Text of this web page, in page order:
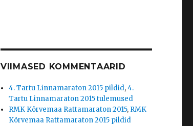
VIIMASED KOMMENTAARID
4. Tartu Linnamaraton 2015 pildid,4.
Tartu Linnamaraton 2015 tulemused
RMK Kõrvemaa Rattamaraton 2015, RMK
Kõrvemaa Rattamaraton 2015 pildid